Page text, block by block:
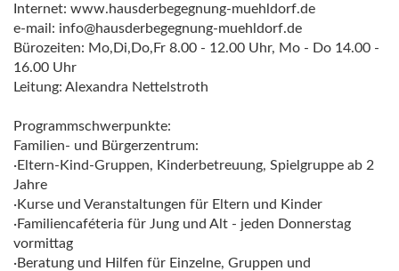
Internet: www.hausderbegegnung-muehldorf.de
e-mail: info@hausderbegegnung-muehldorf.de
Bürozeiten: Mo,Di,Do,Fr 8.00 - 12.00 Uhr, Mo - Do 14.00 -
16.00 Uhr
Leitung: Alexandra Nettelstroth
Programmschwerpunkte:
Familien- und Bürgerzentrum:
·Eltern-Kind-Gruppen, Kinderbetreuung, Spielgruppe ab 2
Jahre
·Kurse und Veranstaltungen für Eltern und Kinder
·Familiencaféteria für Jung und Alt - jeden Donnerstag
vormittag
·Beratung und Hilfen für Einzelne, Gruppen und